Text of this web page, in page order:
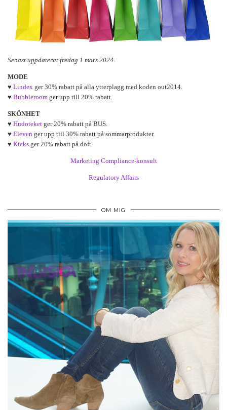
Senast uppdaterat fredag 1 mars 2024.
MODE
♥ Lindex ger 30% rabatt på alla ytterplagg med koden out2014.
♥ Bubbleroom ger upp till 20% rabatt.
SKÖNHET
♥ Hudoteket ger 20% rabatt på BUS.
♥ Eleven ger upp till 30% rabatt på sommarprodukter.
♥ Kicks ger 20% rabatt på doft.
Marketing Compliance-konsult
Regulatory Affairs
OM MIG